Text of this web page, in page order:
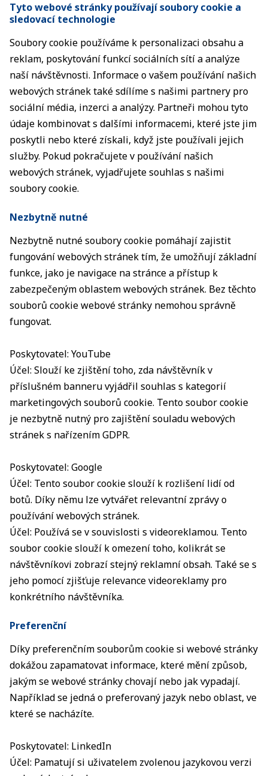
Tyto webové stránky používají soubory cookie a
sledovací technologie
Soubory cookie používáme k personalizaci obsahu a
reklam, poskytování funkcí sociálních sítí a analýze
naší návštěvnosti. Informace o vašem používání našich
webových stránek také sdílíme s našimi partnery pro
sociální média, inzerci a analýzy. Partneři mohou tyto
údaje kombinovat s dalšími informacemi, které jste jim
poskytli nebo které získali, když jste používali jejich
služby. Pokud pokračujete v používání našich
webových stránek, vyjadřujete souhlas s našimi
soubory cookie.
Nezbytně nutné
Nezbytně nutné soubory cookie pomáhají zajistit
fungování webových stránek tím, že umožňují základní
funkce, jako je navigace na stránce a přístup k
zabezpečeným oblastem webových stránek. Bez těchto
souborů cookie webové stránky nemohou správně
fungovat.
Poskytovatel: YouTube
Účel: Slouží ke zjištění toho, zda návštěvník v
příslušném banneru vyjádřil souhlas s kategorií
marketingových souborů cookie. Tento soubor cookie
je nezbytně nutný pro zajištění souladu webových
stránek s nařízením GDPR.
Poskytovatel: Google
Účel: Tento soubor cookie slouží k rozlišení lidí od
botů. Díky němu lze vytvářet relevantní zprávy o
používání webových stránek.
Účel: Používá se v souvislosti s videoreklamou. Tento
soubor cookie slouží k omezení toho, kolikrát se
návštěvníkovi zobrazí stejný reklamní obsah. Také se s
jeho pomocí zjišťuje relevance videoreklamy pro
konkrétního návštěvníka.
Preferenční
Díky preferenčním souborům cookie si webové stránky
dokážou zapamatovat informace, které mění způsob,
jakým se webové stránky chovají nebo jak vypadají.
Například se jedná o preferovaný jazyk nebo oblast, ve
které se nacházíte.
Poskytovatel: LinkedIn
Účel: Pamatují si uživatelem zvolenou jazykovou verzi